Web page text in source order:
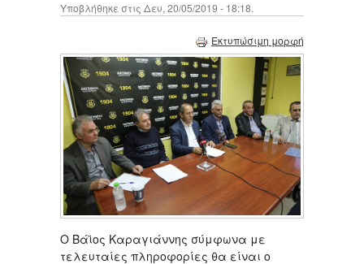
Υποβλήθηκε στις Δευ, 20/05/2019 - 18:18.
Εκτυπώσιμη μορφή
O Βάϊος Καραγιάννης σύμφωνα με
τελευταίες πληροφορίες θα είναι ο